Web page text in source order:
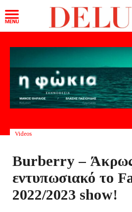
Videos
Burberry –
εντυπωσιακό το
2022/2023 show!